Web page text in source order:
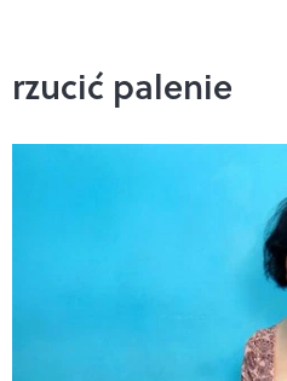
rzucić palenie